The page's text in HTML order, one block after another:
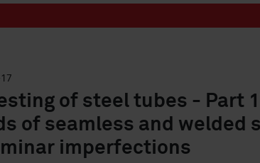
of steel tubes - Part
of seamless and welded
imperfections